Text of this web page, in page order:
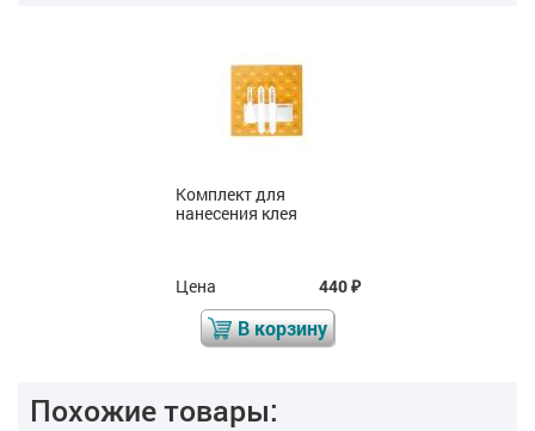
Комплект для
нанесения клея
Цена 440₽
В корзину
Похожие товары: